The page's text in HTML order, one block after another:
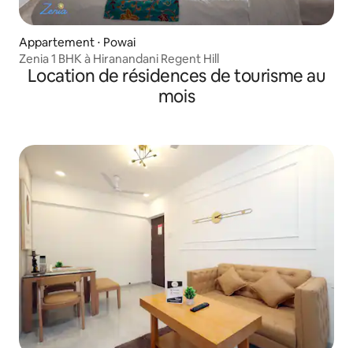
Appartement ⋅ Powai
Zenia 1 BHK à Hiranandani Regent Hill
Location de résidences de tourisme au
mois